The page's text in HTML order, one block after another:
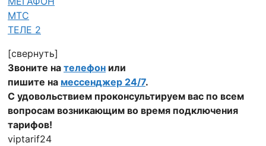
МТС
ТЕЛЕ 2
[свернуть]
Звоните на телефон или
пишите на мессенджер 24/7.
С удовольствием проконсультируем вас по всем
вопросам возникающим во время подключения
тарифов!
viptarif24